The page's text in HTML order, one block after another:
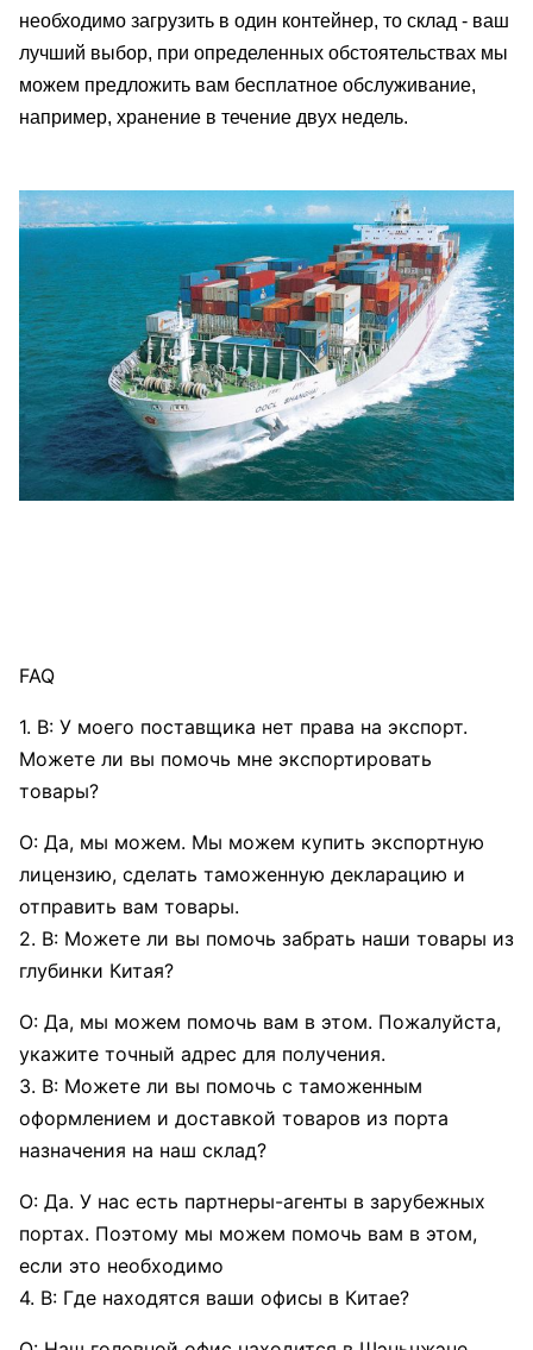
необходимо загрузить в один контейнер, то склад - ваш
лучший выбор, при определенных обстоятельствах мы
можем предложить вам бесплатное обслуживание,
например, хранение в течение двух недель.
FAQ
1. В: У моего поставщика нет права на экспорт.
Можете ли вы помочь мне экспортировать
товары?
О: Да, мы можем. Мы можем купить экспортную
лицензию, сделать таможенную декларацию и
отправить вам товары.
2. В: Можете ли вы помочь забрать наши товары из
глубинки Китая?
О: Да, мы можем помочь вам в этом. Пожалуйста,
укажите точный адрес для получения.
3. В: Можете ли вы помочь с таможенным
оформлением и доставкой товаров из порта
назначения на наш склад?
О: Да. У нас есть партнеры-агенты в зарубежных
портах. Поэтому мы можем помочь вам в этом,
если это необходимо
4. В: Где находятся ваши офисы в Китае?